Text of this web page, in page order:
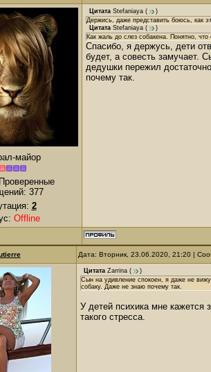
майор
377
2
Offline
Цитата Stefaniaya (
)
Держись, даже представить боюсь, как
Цитата Stefaniaya (
)
Как жаль до слез собакена. Понятно,
Спасибо, я держусь, дети
будет, а совесть замучает.
дедушки пережил
почему так.
Дата: Вторник, 23.06.2020, 21:20 |
Цитата Zarrina (
)
Сын на удивление спокоен, я даже не
собаку. Даже не знаю почему так.
У детей психика мне
такого стресса.